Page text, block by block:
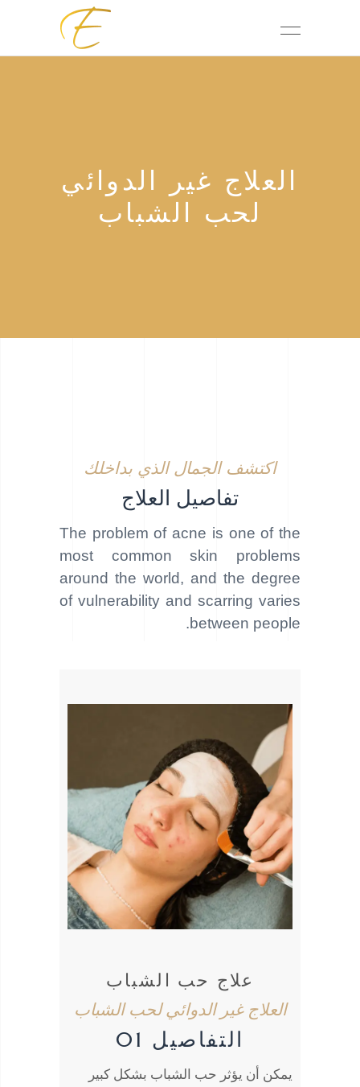
العلاج غير الدوائي
لحب الشباب
اكتشف الجمال الذي بداخلك
تفاصيل العلاج
The problem of acne is one of the
most common skin problems
around the world, and the degree
of vulnerability and scarring varies
between people.
علاج حب الشباب
العلاج غير الدوائي لحب الشباب
التفاصيل 01
يمكن أن يؤثر حب الشباب بشكل كبير